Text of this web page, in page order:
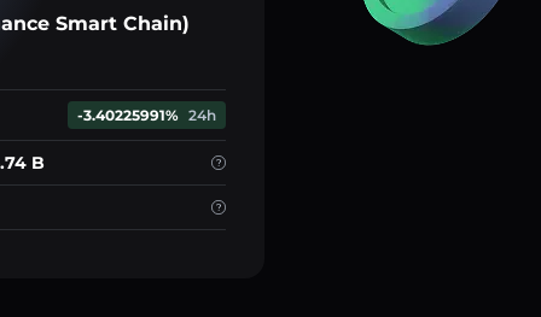
Smart Chain)
-3.40225991% 24h
B